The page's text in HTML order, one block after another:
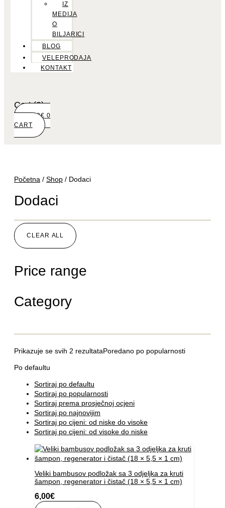
IZ
MEDIJA
O
BILJARICI
BLOG
VELEPRODAJA
KONTAKT
Cart (0)
0,00€ 0
CART
Početna / Shop / Dodaci
Dodaci
CLEAR ALL
Price range
Category
Prikazuje se svih 2 rezultataPoredano po popularnosti
Po defaultu
Sortiraj po defaultu
Sortiraj po popularnosti
Sortiraj prema prosječnoj ocjeni
Sortiraj po najnovijim
Sortiraj po cijeni: od niske do visoke
Sortiraj po cijeni: od visoke do niske
Veliki bambusov podložak sa 3 odjeljka za kruti
šampon, regenerator i čistač (18 × 5,5 × 1 cm)
6,00€